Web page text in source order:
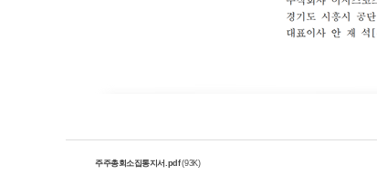
주주총회소집통지서.pdf(93K)